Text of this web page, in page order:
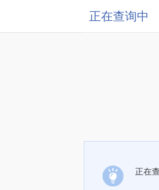
正在查询中
正在